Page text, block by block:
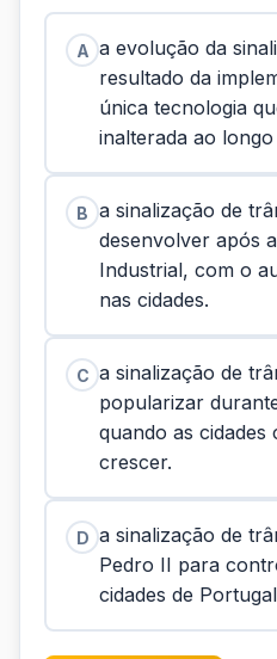
A a evolução da
resultado da
única tecnologia
inalterada ao
B a sinalização de
desenvolver após
Industrial, com o
nas cidades.
C a sinalização de
popularizar
quando as cidades
crescer.
D a sinalização de
Pedro II para
cidades de